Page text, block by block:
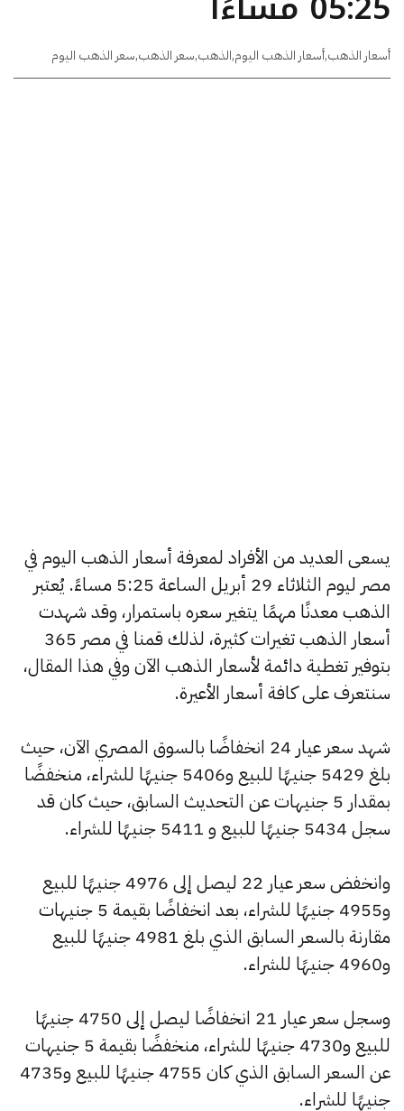
أسعار الذهب,أسعار الذهب اليوم,الذهب,سعر الذهب,سعر الذهب اليوم
يسعى العديد من الأفراد لمعرفة أسعار الذهب اليوم في
مصر ليوم الثلاثاء 29 أبريل الساعة 5:25 مساءً. يُعتبر
الذهب معدنًا مهمًا يتغير سعره باستمرار، وقد شهدت
أسعار الذهب تغيرات كثيرة، لذلك قمنا في مصر 365
بتوفير تغطية دائمة لأسعار الذهب الآن وفي هذا المقال،
سنتعرف على كافة أسعار الأعيرة.
شهد سعر عيار 24 انخفاضًا بالسوق المصري الآن، حيث
بلغ 5429 جنيهًا للبيع و5406 جنيهًا للشراء، منخفضًا
بمقدار 5 جنيهات عن التحديث السابق، حيث كان قد
سجل 5434 جنيهًا للبيع و 5411 جنيهًا للشراء.
وانخفض سعر عيار 22 ليصل إلى 4976 جنيهًا للبيع
و4955 جنيهًا للشراء، بعد انخفاضًا بقيمة 5 جنيهات
مقارنة بالسعر السابق الذي بلغ 4981 جنيهًا للبيع
و4960 جنيهًا للشراء.
وسجل سعر عيار 21 انخفاضًا ليصل إلى 4750 جنيهًا
للبيع و4730 جنيهًا للشراء، منخفضًا بقيمة 5 جنيهات
عن السعر السابق الذي كان 4755 جنيهًا للبيع و4735
جنيهًا للشراء.